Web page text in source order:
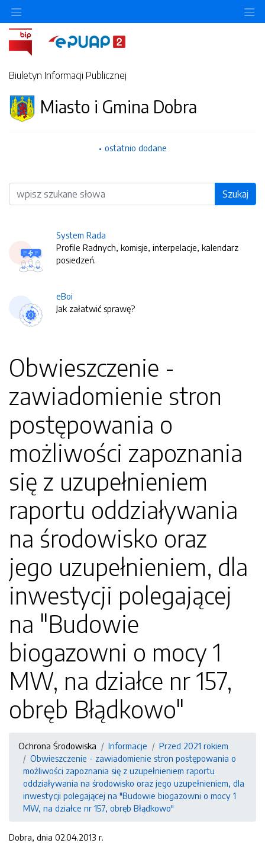
Biuletyn Informacji Publicznej
Miasto i Gmina Dobra
ostatnio dodane
Wyszukiwarka Szukaj
System Rada
Profile Radnych, komisje, interpelacje, kalendarz
posiedzeń.
eBoi
Jak załatwić sprawę?
Obwieszczenie -
zawiadomienie stron
postępowania o
możliwości zapoznania
się z uzupełnieniem
raportu oddziaływania
na środowisko oraz
jego uzupełnieniem, dla
inwestycji polegającej
na "Budowie
biogazowni o mocy 1
MW, na działce nr 157,
obręb Błądkowo"
Ochrona Środowiska Informacje
Przed 2021 rokiem
Obwieszczenie - zawiadomienie stron postępowania o
możliwości zapoznania się z uzupełnieniem raportu
oddziaływania na środowisko oraz jego uzupełnieniem, dla
inwestycji polegającej na "Budowie biogazowni o mocy 1
MW, na działce nr 157, obręb Błądkowo"
Dobra, dnia 02.04.2013 r.